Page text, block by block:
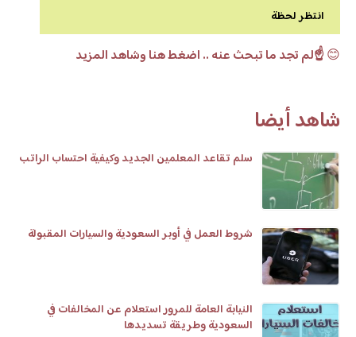
انتظر لحظة
😊☝️لم تجد ما تبحث عنه .. اضغط هنا وشاهد المزيد
شاهد أيضا
سلم تقاعد المعلمين الجديد وكيفية احتساب الراتب
شروط العمل في أوبر السعودية والسيارات المقبولة
النيابة العامة للمرور استعلام عن المخالفات في
السعودية وطريقة تسديدها